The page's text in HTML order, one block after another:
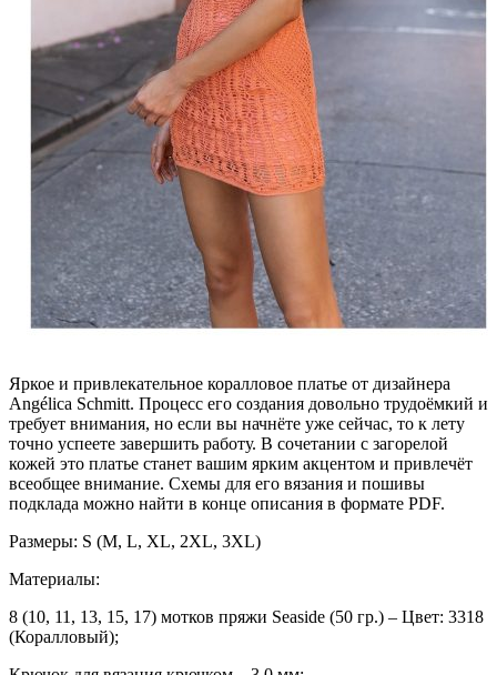
Яркое и привлекательное коралловое платье от дизайнера
Angélica Schmitt. Процесс его создания довольно трудоёмкий и
требует внимания, но если вы начнёте уже сейчас, то к лету
точно успеете завершить работу. В сочетании с загорелой
кожей это платье станет вашим ярким акцентом и привлечёт
всеобщее внимание. Схемы для его вязания и пошивы
подклада можно найти в конце описания в формате PDF.
Размеры: S (M, L, XL, 2XL, 3XL)
Материалы:
8 (10, 11, 13, 15, 17) мотков пряжи Seaside (50 гр.) – Цвет: 3318
(Коралловый);